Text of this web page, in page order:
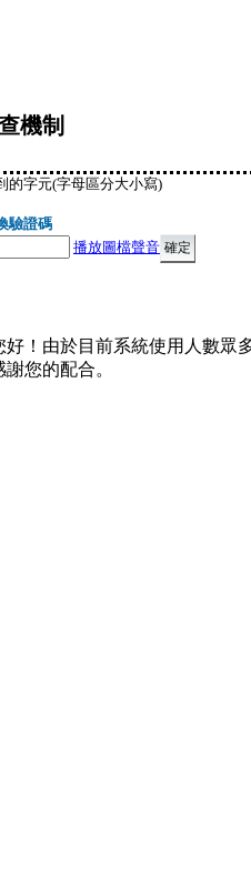
機制
的字元(字母區分大小寫)
驗證碼
播放圖檔聲音
好！由於目前系統使用人數眾
您的配合。